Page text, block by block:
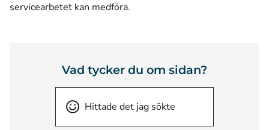
servicearbetet kan medföra.
Vad tycker du om sidan?
Hittade det jag sökte